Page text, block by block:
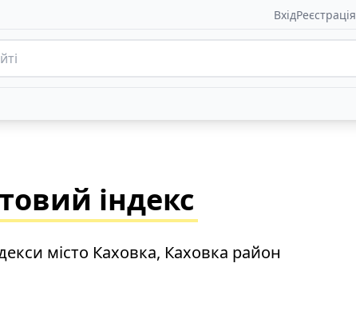
ВхідРеєстрація
індекс
місто Каховка, Каховка район